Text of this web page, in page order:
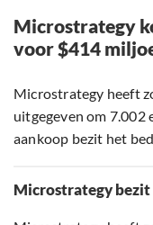
Microstrategy
voor $414
Microstrategy heeft
uitgegeven om 7.002
aankoop bezit het
Microstrategy bezit